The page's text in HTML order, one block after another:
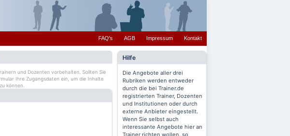
FAQ's AGB Impressum Kontakt
Hilfe
Die Angebote aller drei
Rubriken werden entweder
durch die bei Trainer.de
registrierten Trainer, Dozenten
und Institutionen oder durch
externe Anbieter eingestellt.
Wenn Sie selbst auch
interessante Angebote hier an
Trainer richten wollen, so
und Dozenten vorbehalten. Sollten Sie
Ihre Zugangsdaten ein, um die Inhalte
können.